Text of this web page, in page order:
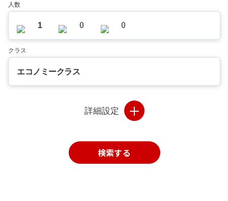
人数
1 0 0
クラス
エコノミークラス
詳細設定
検索する